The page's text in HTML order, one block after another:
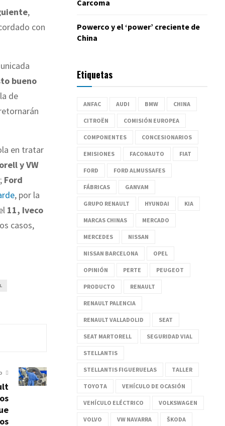
,
con
bueno
de
en tratar
y VW
; Ford
, por la
11, Iveco
casos,
Carcoma
Powerco y el ‘power’ creciente de
China
Etiquetas
ANFAC AUDI BMW CHINA
CITROËN COMISIÓN EUROPEA
COMPONENTES CONCESIONARIOS
EMISIONES FACONAUTO FIAT
FORD FORD ALMUSSAFES
FÁBRICAS GANVAM
GRUPO RENAULT HYUNDAI KIA
MARCAS CHINAS MERCADO
MERCEDES NISSAN
NISSAN BARCELONA OPEL
OPINIÓN PERTE PEUGEOT
PRODUCTO RENAULT
RENAULT PALENCIA
RENAULT VALLADOLID SEAT
SEAT MARTORELL SEGURIDAD VIAL
STELLANTIS
STELLANTIS FIGUERUELAS TALLER
TOYOTA VEHÍCULO DE OCASIÓN
VEHÍCULO ELÉCTRICO VOLKSWAGEN
VOLVO VW NAVARRA ŠKODA